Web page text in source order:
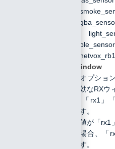
rx_window
オプショ
効なRXウ
「rx1」
す。
値が「rx1
場合、
す。